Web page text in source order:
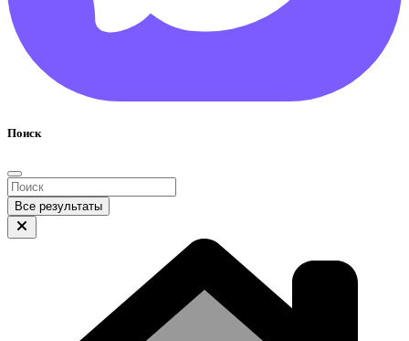
Поиск
Все результаты